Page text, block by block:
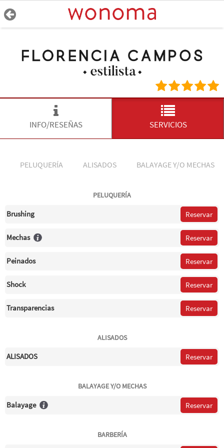
INFO/RESEÑAS SERVICIOS
PELUQUERÍA ALISADOS BALAYAGE Y/O MECHAS
PELUQUERÍA
Brushing Reservar
Mechas Reservar
Peinados Reservar
Shock Reservar
Transparencias Reservar
ALISADOS
ALISADOS Reservar
BALAYAGE Y/O MECHAS
Balayage Reservar
BARBERÍA